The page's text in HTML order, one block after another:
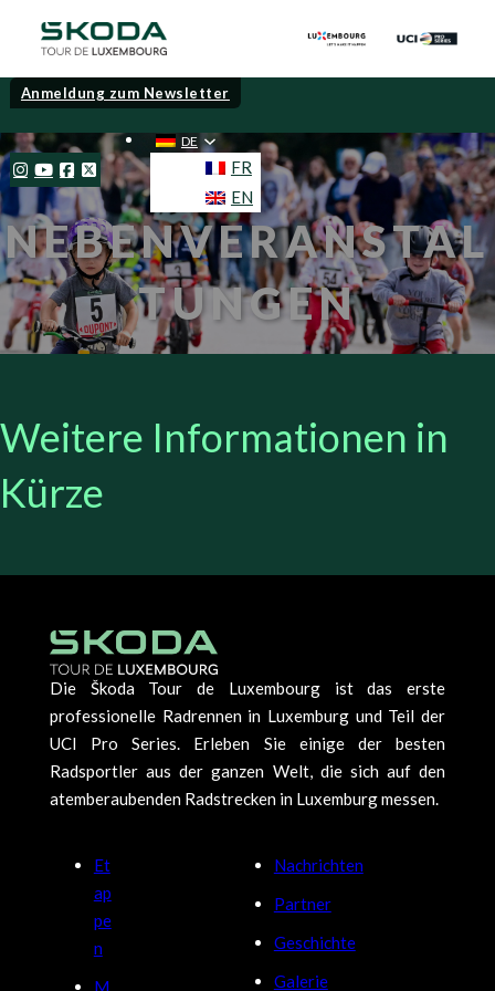
Anmeldung zum Newsletter
DE
FR
EN
NEBENVERANSTAL
TUNGEN
Weitere Informationen in
Kürze
Die Škoda Tour de Luxembourg ist das erste
professionelle Radrennen in Luxemburg und Teil der
UCI Pro Series. Erleben Sie einige der besten
Radsportler aus der ganzen Welt, die sich auf den
atemberaubenden Radstrecken in Luxemburg messen.
Et
ap
pe
n
M
Nachrichten
Partner
Geschichte
Galerie